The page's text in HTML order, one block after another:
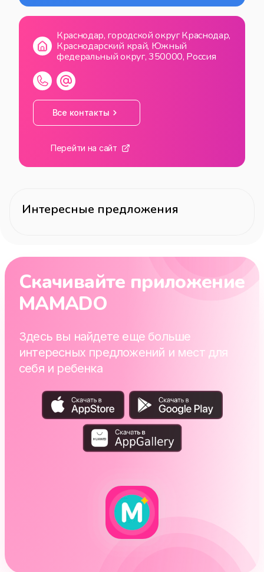
Краснодар, городской округ Краснодар,
Краснодарский край, Южный
федеральный округ, 350000, Россия
Все контакты
Перейти на сайт
Интересные предложения
Скачивайте приложение
MAMADO
Здесь вы найдете еще больше
интересных предложений и мест для
себя и ребенка